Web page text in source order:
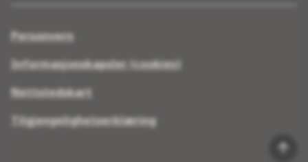
Personvern
Informasjonskapsler (cookies)
Nettstedskart
Tilgjengelighetserklæring
Til